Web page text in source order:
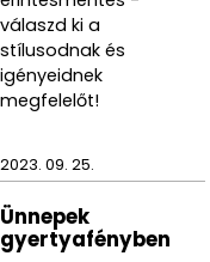
válaszd ki a
stílusodnak és
igényeidnek
megfelelőt!
2023. 09. 25.
Ünnepek
gyertyafényben